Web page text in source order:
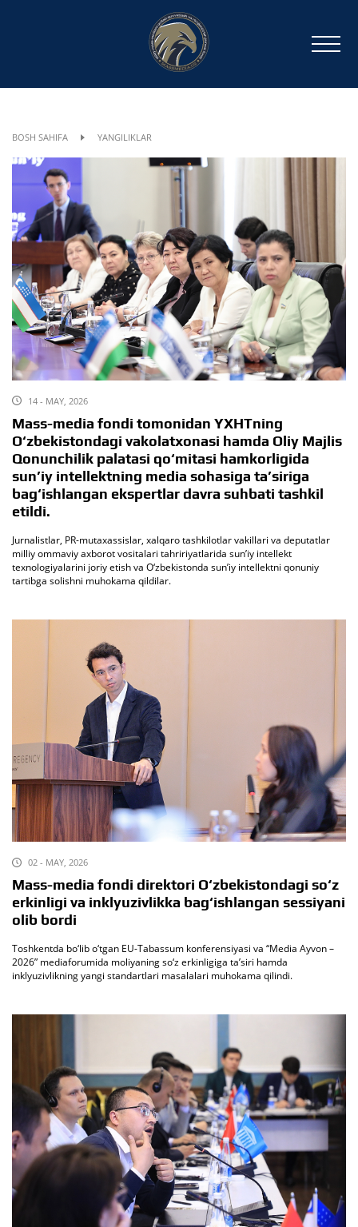
BOSH SAHIFA YANGILIKLAR
14 - MAY, 2026
Mass-media fondi tomonidan YXHTning
O‘zbekistondagi vakolatxonasi hamda Oliy Majlis
Qonunchilik palatasi qo‘mitasi hamkorligida
sun’iy intellektning media sohasiga ta’siriga
bag‘ishlangan ekspertlar davra suhbati tashkil
etildi.
Jurnalistlar, PR-mutaxassislar, xalqaro tashkilotlar vakillari va deputatlar
milliy ommaviy axborot vositalari tahririyatlarida sun’iy intellekt
texnologiyalarini joriy etish va O‘zbekistonda sun’iy intellektni qonuniy
tartibga solishni muhokama qildilar.
02 - MAY, 2026
Mass-media fondi direktori O‘zbekistondagi so‘z
erkinligi va inklyuzivlikka bag‘ishlangan sessiyani
olib bordi
Toshkentda bo‘lib o‘tgan EU-Tabassum konferensiyasi va “Media Ayvon –
2026” mediaforumida moliyaning so‘z erkinligiga ta’siri hamda
inklyuzivlikning yangi standartlari masalalari muhokama qilindi.